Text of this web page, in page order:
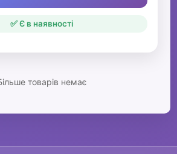
✅ Є в наявності
товарів немає